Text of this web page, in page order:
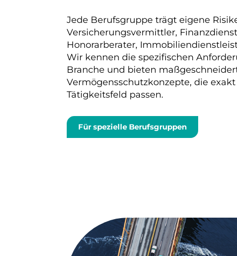
Jede Berufsgruppe trägt eigene
Versicherungsvermittler,
Honorarberater,
Wir kennen die spezifischen
Branche und bieten
Vermögensschutzkonzepte, die
Tätigkeitsfeld passen.
Für spezielle Berufsgruppen